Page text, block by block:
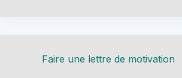
Faire une lettre de motivation